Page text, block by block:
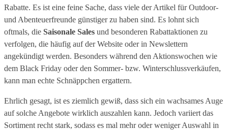
Rabatte. Es ist eine feine Sache, dass viele der Artikel für Outdoor-
und Abenteuerfreunde günstiger zu haben sind. Es lohnt sich
oftmals, die Saisonale Sales und besonderen Rabattaktionen zu
verfolgen, die häufig auf der Website oder in Newslettern
angekündigt werden. Besonders während den Aktionswochen wie
dem Black Friday oder den Sommer- bzw. Winterschlussverkäufen,
kann man echte Schnäppchen ergattern.
Ehrlich gesagt, ist es ziemlich gewiß, dass sich ein wachsames Auge
auf solche Angebote wirklich auszahlen kann. Jedoch variiert das
Sortiment recht stark, sodass es mal mehr oder weniger Auswahl in